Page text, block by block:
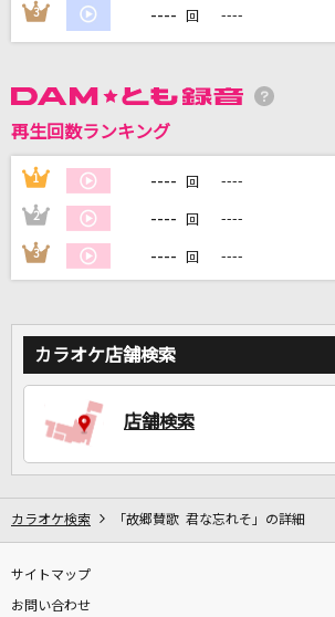
Misia
森高千里
イマジナリーリロード
じん
カラオケをもっと楽しもう！
3 ---- 回 ----
再生回数ランキング
1 ---- 回 ----
2 ---- 回 ----
3 ---- 回 ----
カラオケ店舗検索
店舗検索
カラオケ検索 「故郷賛歌 君な忘れそ」の詳細
サイトマップ
お問い合わせ